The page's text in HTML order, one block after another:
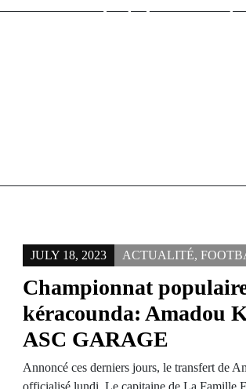
fait deux morts
JULY 18, 2023 ACTUALITÉ,
Championnat
kéracounda: Amadou
ASC GARAGE
Annoncé ces derniers jours, le transfert de
officialisé lundi. Le capitaine de La Famille